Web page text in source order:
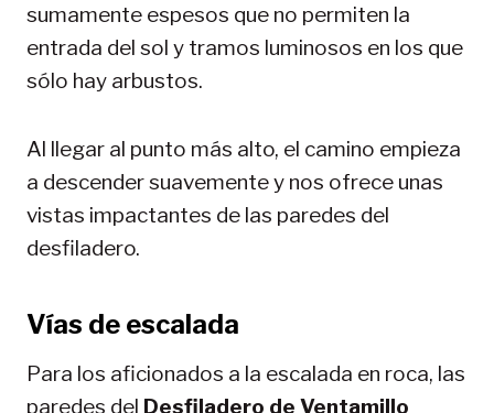
sumamente espesos que no permiten la
entrada del sol y tramos luminosos en los que
sólo hay arbustos.
Al llegar al punto más alto, el camino empieza
a descender suavemente y nos ofrece unas
vistas impactantes de las paredes del
desfiladero.
Vías de escalada
Para los aficionados a la escalada en roca, las
paredes del Desfiladero de Ventamillo